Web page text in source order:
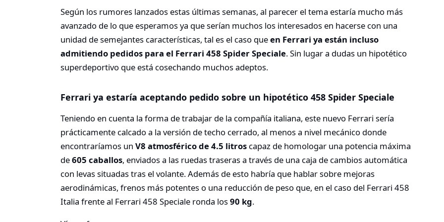
Según los rumores lanzados estas últimas semanas, al parecer el tema estaría mucho más
avanzado de lo que esperamos ya que serían muchos los interesados en hacerse con una
unidad de semejantes características, tal es el caso queen Ferrari ya están incluso
admitiendo pedidos para el Ferrari 458 Spider Speciale. Sin lugar a dudas un hipotético
superdeportivo que está cosechando muchos adeptos.
Ferrari ya estaría aceptando pedido sobre un hipotético 458 Spider Speciale
Teniendo en cuenta la forma de trabajar de la compañía italiana, este nuevo Ferrari sería
prácticamente calcado a la versión de techo cerrado, al menos a nivel mecánico donde
encontraríamos un V8 atmosférico de 4.5 litros capaz de homologar una potencia máxima
de605 caballos, enviados a las ruedas traseras a través de una caja de cambios automática
con levas situadas tras el volante. Además de esto habría que hablar sobre mejoras
aerodinámicas, frenos más potentes o una reducción de peso que, en el caso del Ferrari 458
Italia frente al Ferrari 458 Speciale ronda los90 kg.